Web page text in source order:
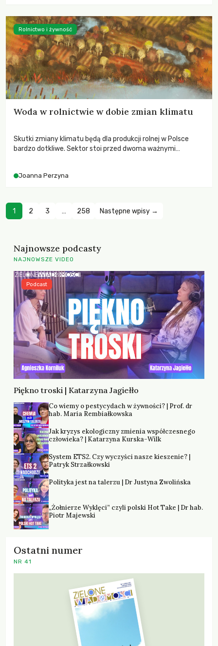
Woda w rolnictwie w dobie zmian klimatu
Skutki zmiany klimatu będą dla produkcji rolnej w Polsce
bardzo dotkliwe. Sektor stoi przed dwoma ważnymi
zachodzących zmian klimatycznych. Wymagać to będzie
Joanna Perzyna
Rolnictwo i żywność
1 2 3 … 258 Następne wpisy →
Najnowsze podcasty
NAJNOWSZE VIDEO
Piękno troski | Katarzyna Jagiełło
Podcast
Co wiemy o pestycydach w żywności? | Prof. dr
hab. Maria Rembiałkowska
Jak kryzys ekologiczny zmienia współczesnego
człowieka? | Katarzyna Kurska-Wilk
System ETS2. Czy wyczyści nasze kieszenie? |
Patryk Strzałkowski
Polityka jest na talerzu | Dr Justyna Zwolińska
„Żołnierze Wyklęci” czyli polski Hot Take | Dr hab.
Piotr Majewski
Ostatni numer
NR 41